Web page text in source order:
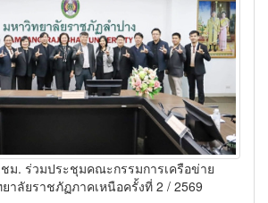
. ร่วมประชุมคณะกรรมการเครือข่าย
ลัยราชภัฏภาคเหนือครั้งที่ 2 / 2569